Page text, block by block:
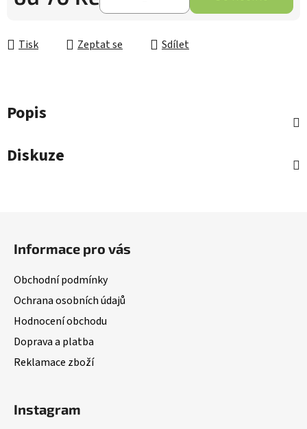
Tisk Zeptat se Sdílet
Popis
Diskuze
Informace pro vás
Obchodní podmínky
Ochrana osobních údajů
Hodnocení obchodu
Doprava a platba
Reklamace zboží
Instagram